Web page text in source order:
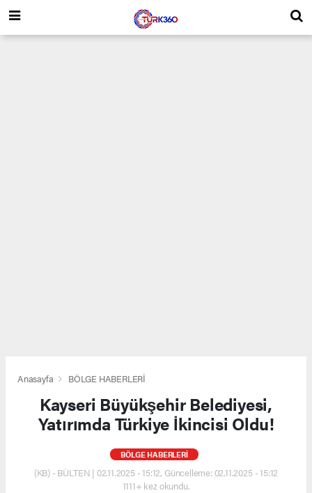
Anasayfa BÖLGE HABERLERİ
Kayseri Büyükşehir Belediyesi,
Yatırımda Türkiye İkincisi Oldu!
BÖLGE HABERLERİ
(KB) - BÜLTEN | 02.11.2025 - 15:12, Güncelleme: 02.11.2025 - 15:12
1111+ kez okundu.